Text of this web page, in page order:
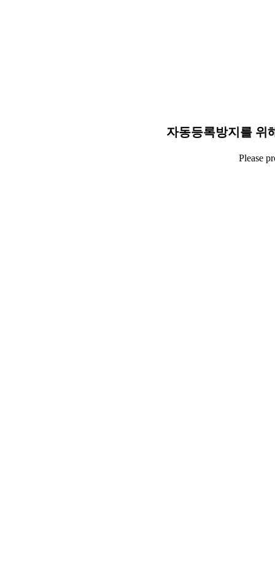
자동등록방지를 위
Please